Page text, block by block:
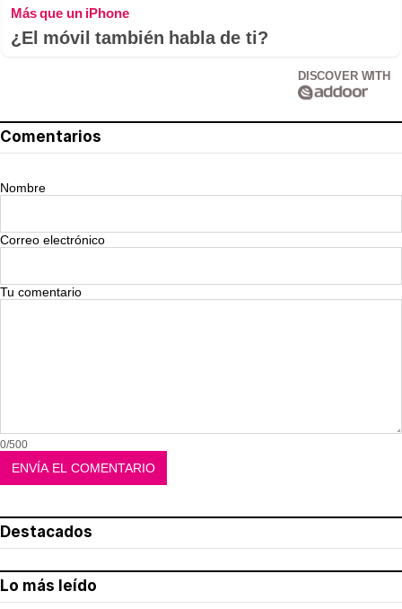
Más que un iPhone
¿El móvil también habla de ti?
DISCOVER WITH
Comentarios
Nombre
Correo electrónico
Tu comentario
0/500
Destacados
Lo más leído